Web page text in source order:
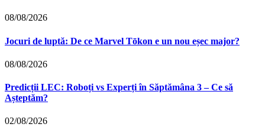
08/08/2026
Jocuri de luptă: De ce Marvel Tōkon e un nou eșec major?
08/08/2026
Predicții LEC: Roboți vs Experți în Săptămâna 3 – Ce să
Așteptăm?
02/08/2026